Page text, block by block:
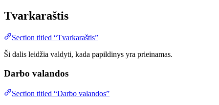
Tvarkaraštis
Section titled “Tvarkaraštis”
Ši dalis leidžia valdyti, kada papildinys yra prieinamas.
Darbo valandos
Section titled “Darbo valandos”